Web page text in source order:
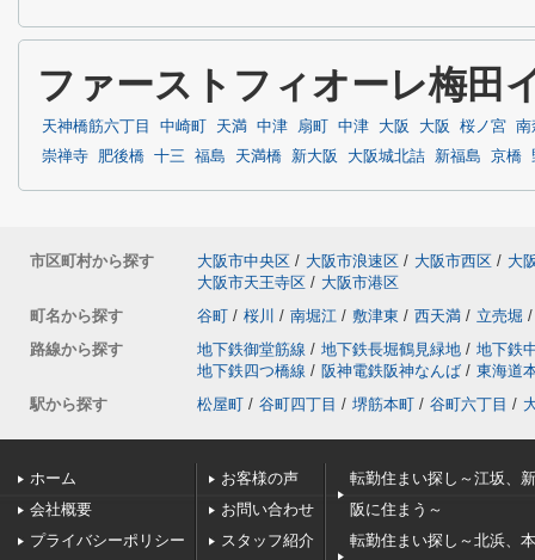
ファーストフィオーレ梅田
天神橋筋六丁目 中崎町 天満 中津 扇町 中津 大阪 大阪 桜ノ宮 南
崇禅寺
肥後橋 十三 福島 天満橋 新大阪 大阪城北詰 新福島 京橋
市区町村から探す 大阪市中央区 / 大阪市浪速区 / 大阪市西区 / 大
大阪市天王寺区 / 大阪市港区
町名から探す
谷町 / 桜川 / 南堀江 / 敷津東 / 西天満 / 立売堀 /
路線から探す
地下鉄御堂筋線 / 地下鉄長堀鶴見緑地 / 地下鉄
地下鉄四つ橋線 / 阪神電鉄阪神なんば / 東海道
駅から探す
松屋町 / 谷町四丁目 / 堺筋本町 / 谷町六丁目 /
ホーム
会社概要
プライバシーポリシー
お客様の声
お問い合わせ
スタッフ紹介
転勤住まい探し～江坂、
阪に住まう～
転勤住まい探し～北浜、